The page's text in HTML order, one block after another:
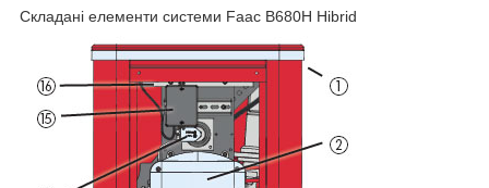
Складані елементи системи Faac B680H Hibrid